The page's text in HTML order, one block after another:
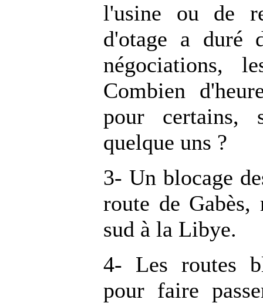
l'usine ou de
d'otage a duré
négociations,
Combien
pour certains,
quelque uns ?
3- Un blocage
route de
sud à la Libye.
4- Les routes
pour faire